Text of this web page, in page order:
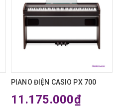
PIANO ĐIỆN CASIO PX 700
11.175.000₫